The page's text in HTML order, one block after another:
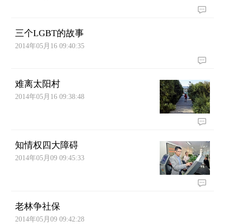
三个LGBT的故事
2014年05月16 09:40:35
难离太阳村
2014年05月16 09:38:48
知情权四大障碍
2014年05月09 09:45:33
老林争社保
2014年05月09 09:42:28